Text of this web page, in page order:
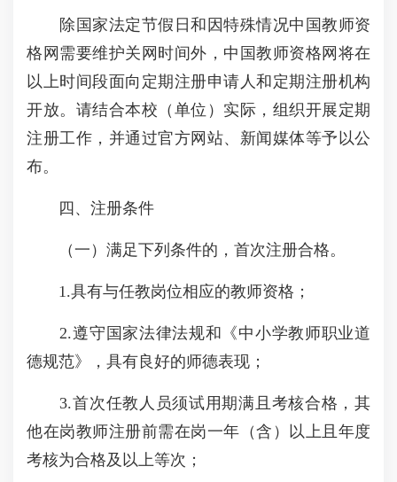
除国家法定节假日和因特殊情况中国教师资
格网需要维护关网时间外，中国教师资格网将在
以上时间段面向定期注册申请人和定期注册机构
开放。请结合本校（单位）实际，组织开展定期
注册工作，并通过官方网站、新闻媒体等予以公
布。
四、注册条件
（一）满足下列条件的，首次注册合格。
1.具有与任教岗位相应的教师资格；
2.遵守国家法律法规和《中小学教师职业道
德规范》，具有良好的师德表现；
3.首次任教人员须试用期满且考核合格，其
他在岗教师注册前需在岗一年（含）以上且年度
考核为合格及以上等次；